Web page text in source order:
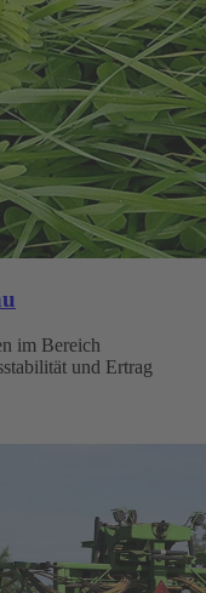
im Bereich
und Ertrag